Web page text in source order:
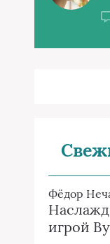
Фёдор
игрой